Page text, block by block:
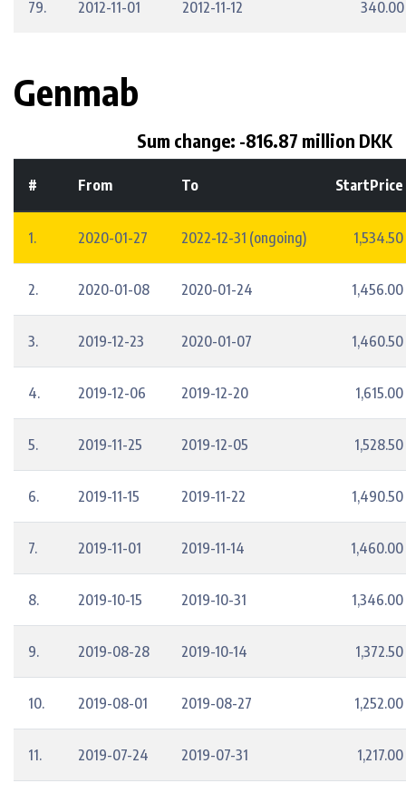
79. 2012-11-01 2012-11-12 340.00
Genmab
Sum change: -816.87 million DKK
# From To StartPrice
1. 2020-01-27 2022-12-31 (ongoing) 1,534.50
2. 2020-01-08 2020-01-24 1,456.00
3. 2019-12-23 2020-01-07 1,460.50
4. 2019-12-06 2019-12-20 1,615.00
5. 2019-11-25 2019-12-05 1,528.50
6. 2019-11-15 2019-11-22 1,490.50
7. 2019-11-01 2019-11-14 1,460.00
8. 2019-10-15 2019-10-31 1,346.00
9. 2019-08-28 2019-10-14 1,372.50
10. 2019-08-01 2019-08-27 1,252.00
11. 2019-07-24 2019-07-31 1,217.00